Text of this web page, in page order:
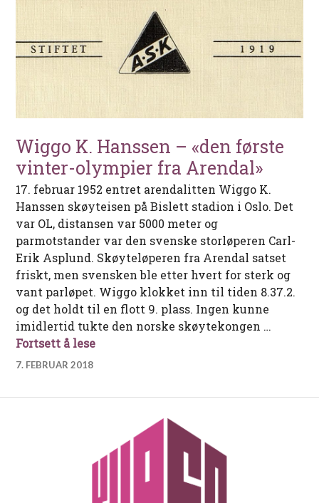
Wiggo K. Hanssen – «den første
vinter-olympier fra Arendal»
17. februar 1952 entret arendalitten Wiggo K.
Hanssen skøyteisen på Bislett stadion i Oslo. Det
var OL, distansen var 5000 meter og
parmotstander var den svenske storløperen Carl-
Erik Asplund. Skøyteløperen fra Arendal satset
friskt, men svensken ble etter hvert for sterk og
vant parløpet. Wiggo klokket inn til tiden 8.37.2.
og det holdt til en flott 9. plass. Ingen kunne
imidlertid tukte den norske skøytekongen …
Fortsett å leseWiggo K. Hanssen – «den første
7. FEBRUAR 2018